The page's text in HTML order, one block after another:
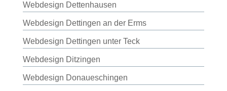
Webdesign Dettenhausen
Webdesign Dettingen an der Erms
Webdesign Dettingen unter Teck
Webdesign Ditzingen
Webdesign Donaueschingen